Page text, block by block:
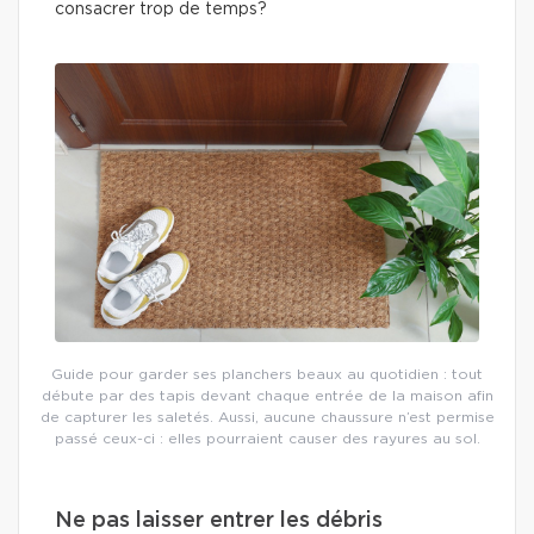
consacrer trop de temps?
Guide pour garder ses planchers beaux au quotidien : tout
débute par des tapis devant chaque entrée de la maison afin
de capturer les saletés. Aussi, aucune chaussure n’est permise
passé ceux-ci : elles pourraient causer des rayures au sol.
Ne pas laisser entrer les débris